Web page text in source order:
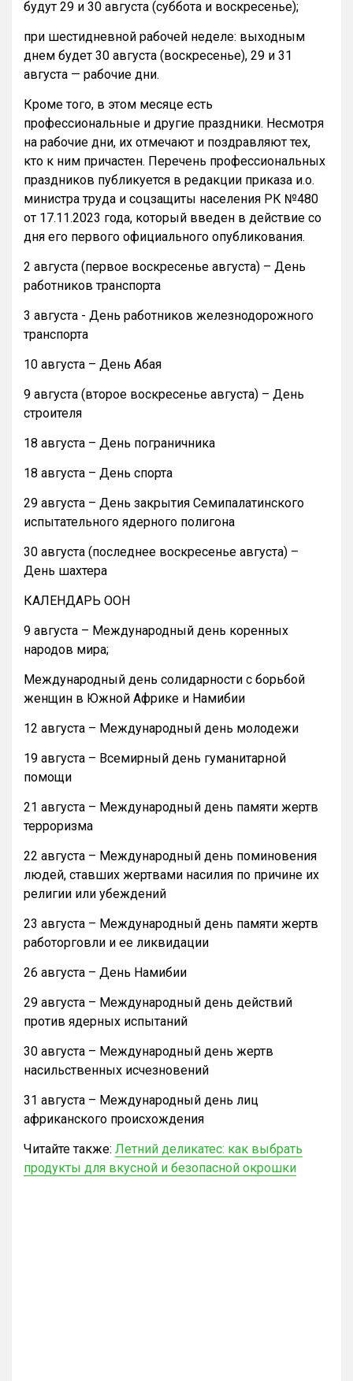
будут 29 и 30 августа (суббота и воскресенье);
при шестидневной рабочей неделе: выходным
днем будет 30 августа (воскресенье), 29 и 31
августа — рабочие дни.
Кроме того, в этом месяце есть
профессиональные и другие праздники. Несмотря
на рабочие дни, их отмечают и поздравляют тех,
кто к ним причастен. Перечень профессиональных
праздников публикуется в редакции приказа и.о.
министра труда и соцзащиты населения РК №480
от 17.11.2023 года, который введен в действие со
дня его первого официального опубликования.
2 августа (первое воскресенье августа) – День
работников транспорта
3 августа - День работников железнодорожного
транспорта
10 августа – День Абая
9 августа (второе воскресенье августа) – День
строителя
18 августа – День пограничника
18 августа – День спорта
29 августа – День закрытия Семипалатинского
испытательного ядерного полигона
30 августа (последнее воскресенье августа) –
День шахтера
КАЛЕНДАРЬ ООН
9 августа – Международный день коренных
народов мира;
Международный день солидарности с борьбой
женщин в Южной Африке и Намибии
12 августа – Международный день молодежи
19 августа – Всемирный день гуманитарной
помощи
21 августа – Международный день памяти жертв
терроризма
22 августа – Международный день поминовения
людей, ставших жертвами насилия по причине их
религии или убеждений
23 августа – Международный день памяти жертв
работорговли и ее ликвидации
26 августа – День Намибии
29 августа – Международный день действий
против ядерных испытаний
30 августа – Международный день жертв
насильственных исчезновений
31 августа – Международный день лиц
африканского происхождения
Читайте также: Летний деликатес: как выбрать
продукты для вкусной и безопасной окрошки